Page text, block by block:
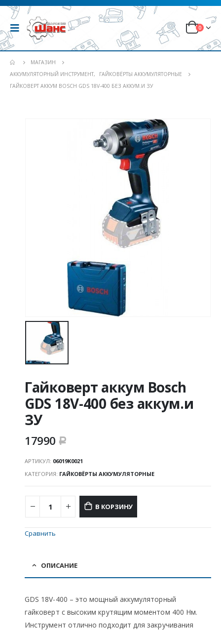
0
МАГАЗИН
АККУМУЛЯТОРНЫЙ ИНСТРУМЕНТ,
ГАЙКОВЁРТЫ АККУМУЛЯТОРНЫЕ
ГАЙКОВЕРТ АККУМ BOSCH GDS 18V-400 БЕЗ АККУМ.И ЗУ
Гайковерт аккум Bosch
GDS 18V-400 без аккум.и
ЗУ
17990 Р
АРТИКУЛ: 06019K0021
КАТЕГОРИЯ: ГАЙКОВЁРТЫ АККУМУЛЯТОРНЫЕ
В КОРЗИНУ
Сравнить
ОПИСАНИЕ
GDS 18V-400 – это мощный аккумуляторный
гайковерт с высоким крутящим моментом 400 Нм.
Инструмент отлично подходит для закручивания